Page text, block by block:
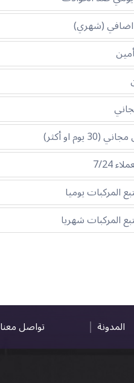
اضافي (شهري)
يوم او أكثر)
7/24
المركبات يوميا
المركبات شهريا
المدونة تواصل معنا